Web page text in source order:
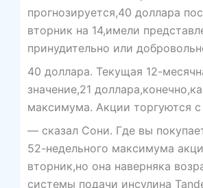
прогнозируется,40 доллара
вторник на 14,имели
принудительно или
40 доллара. Текущая 12-
значение,21
максимума. Акции торгуются
— сказал Сони. Где вы
52-недельного максимума
вторник,но она наверняка
системы подачи инсулина